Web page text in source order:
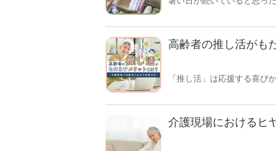
者さんによって体感温度に
高齢者の推し活がも
「推し活」は応援する喜び
ットをもたらします。この
介護現場におけるヒ